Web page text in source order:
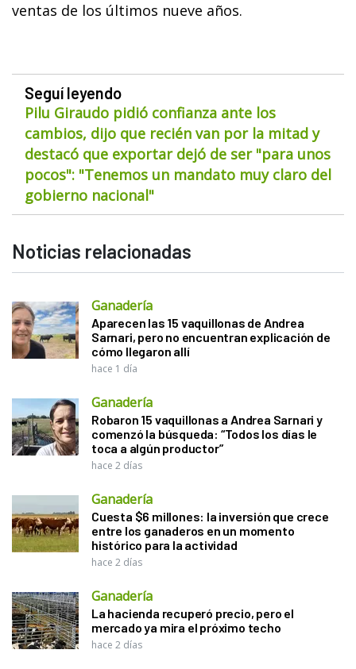
ventas de los últimos nueve años.
Seguí leyendo
Pilu Giraudo pidió confianza ante los
cambios, dijo que recién van por la mitad y
destacó que exportar dejó de ser "para unos
pocos": "Tenemos un mandato muy claro del
gobierno nacional"
Noticias relacionadas
Ganadería
Aparecen las 15 vaquillonas de Andrea
Sarnari, pero no encuentran explicación de
cómo llegaron allí
hace 1 día
Ganadería
Robaron 15 vaquillonas a Andrea Sarnari y
comenzó la búsqueda: “Todos los días le
toca a algún productor”
hace 2 días
Ganadería
Cuesta $6 millones: la inversión que crece
entre los ganaderos en un momento
histórico para la actividad
hace 2 días
Ganadería
La hacienda recuperó precio, pero el
mercado ya mira el próximo techo
hace 2 días